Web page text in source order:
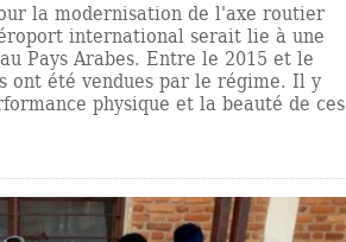
la modernisation de l'axe routier
international serait lie à une
Pays Arabes. Entre le 2015 et le
ont été vendues par le régime. Il y
physique et la beauté de ces